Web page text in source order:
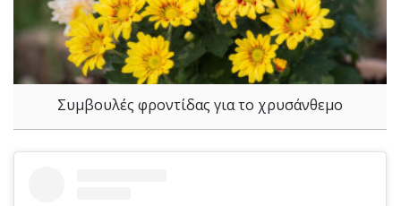
Συμβουλές φροντίδας για το χρυσάνθεμο